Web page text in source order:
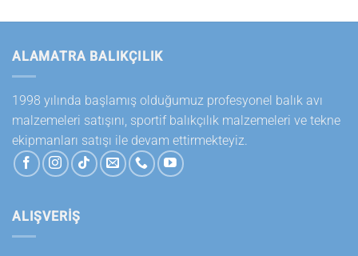
sayfasından
ALAMATRA BALIKÇILIK
1998 yılında başlamış olduğumuz profesyonel balık avı
malzemeleri satışını, sportif balıkçılık malzemeleri ve tekne
ekipmanları satışı ile devam ettirmekteyiz.
ALIŞVERİŞ